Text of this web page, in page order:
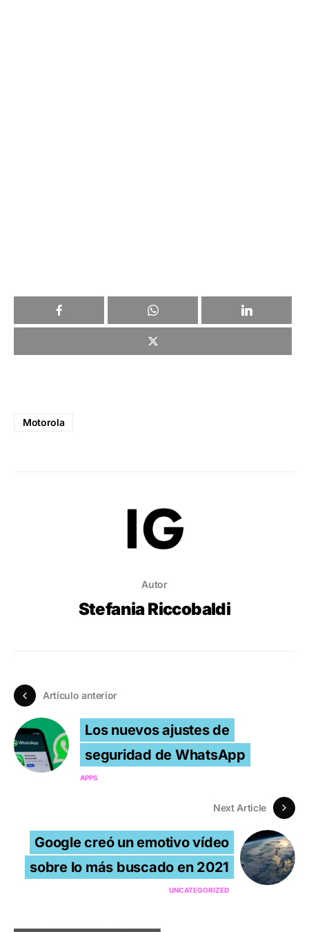
Motorola
Autor
Stefania Riccobaldi
Artículo anterior
Los nuevos ajustes de
seguridad de WhatsApp
APPS
Next Article
Google creó un emotivo vídeo
sobre lo más buscado en 2021
UNCATEGORIZED